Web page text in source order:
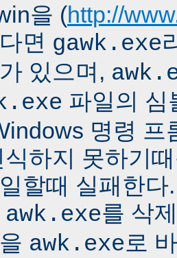
을 (http://
면 gawk.exe
있으며,
파일의 심
명령 프
식하지 못하기
할때 실패한
awk.exe를 삭
awk.exe로